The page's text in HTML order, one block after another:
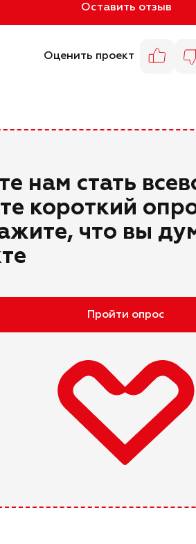
Оставить отзыв
Оценить проект
нам стать
короткий
что вы
Пройти опрос